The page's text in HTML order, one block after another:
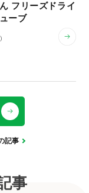
フリーズドライ
ーブ
記事
事